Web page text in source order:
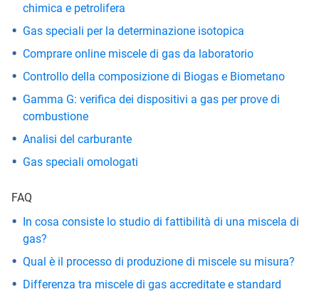
chimica e petrolifera
Gas speciali per la determinazione isotopica
Comprare online miscele di gas da laboratorio
Controllo della composizione di Biogas e Biometano
Gamma G: verifica dei dispositivi a gas per prove di
combustione
Analisi del carburante
Gas speciali omologati
FAQ
In cosa consiste lo studio di fattibilità di una miscela di
gas?
Qual è il processo di produzione di miscele su misura?
Differenza tra miscele di gas accreditate e standard